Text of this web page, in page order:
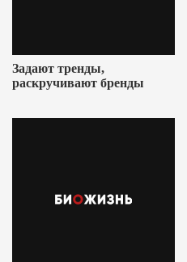
Задают тренды,
раскручивают бренды